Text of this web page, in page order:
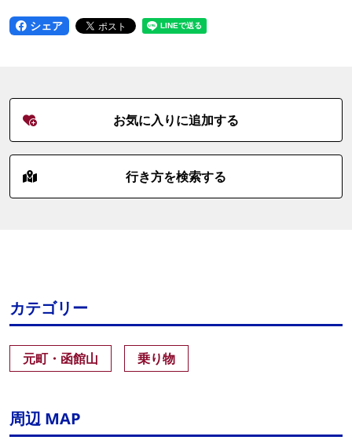
シェア
お気に入りに追加する
行き方を検索する
カテゴリー
元町・函館山 乗り物
周辺 MAP